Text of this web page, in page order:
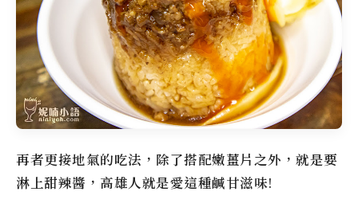
再者更接地氣的吃法，除了搭配嫩薑片之外，就是要
淋上甜辣醬，高雄人就是愛這種鹹甘滋味!